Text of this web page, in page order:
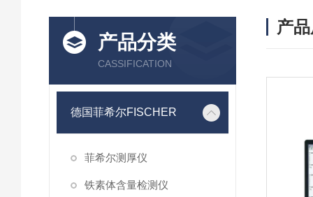
产品分类
CASSIFICATION
德国菲希尔FISCHER
菲希尔测厚仪
铁素体含量检测仪
产